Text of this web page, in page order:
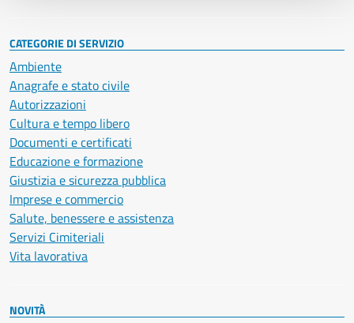
CATEGORIE DI SERVIZIO
Ambiente
Anagrafe e stato civile
Autorizzazioni
Cultura e tempo libero
Documenti e certificati
Educazione e formazione
Giustizia e sicurezza pubblica
Imprese e commercio
Salute, benessere e assistenza
Servizi Cimiteriali
Vita lavorativa
NOVITÀ